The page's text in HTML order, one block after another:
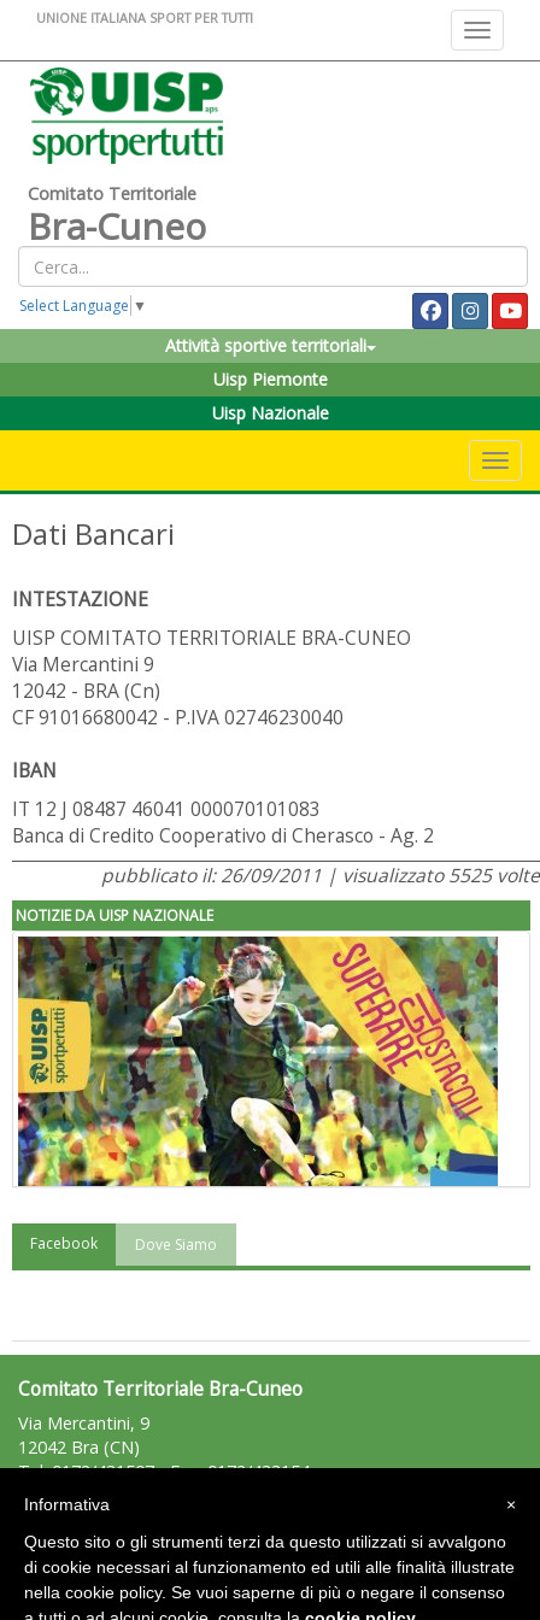
Toggle
UNIONE ITALIANA SPORT PER TUTTI
Comitato Territoriale
Bra-Cuneo
Select Language ▼
Attività sportive territoriali
Uisp Piemonte
Uisp Nazionale
Dati Bancari
INTESTAZIONE
UISP COMITATO TERRITORIALE BRA-CUNEO
Via Mercantini 9
12042 - BRA (Cn)
CF 91016680042 - P.IVA 02746230040
IBAN
IT 12 J 08487 46041 000070101083
Banca di Credito Cooperativo di Cherasco - Ag. 2
pubblicato il: 26/09/2011 | visualizzato 5525 volte
NOTIZIE DA UISP NAZIONALE
"Superare gli ostacoli": la relazione di Tiziano Pesce al CN Uisp
Luglio 2026: "Pensando con i piedi, si possono fare le
rivoluzioni"
Facebook Dove Siamo
Comitato Territoriale Bra-Cuneo
Via Mercantini, 9
12042 Bra (CN)
Tel: 0172/431507 - Fax: 0172/433154
e-mail:bracuneo@uisp.it
P.Iva: 02746230040
Area Riservata 2.0
×
Informativa
Questo sito o gli strumenti terzi da questo utilizzati si avvalgono
di cookie necessari al funzionamento ed utili alle finalità illustrate
nella cookie policy. Se vuoi saperne di più o negare il consenso